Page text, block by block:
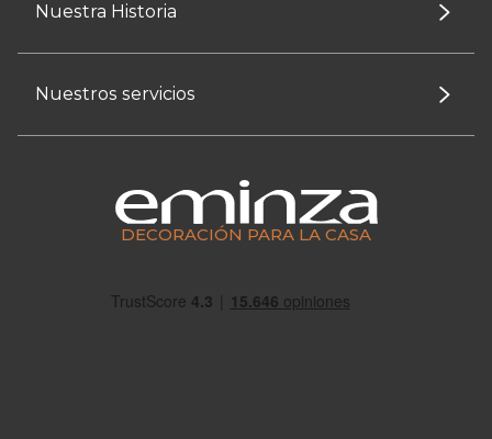
Nuestra Historia
Nuestros servicios
DECORACIÓN PARA LA CASA